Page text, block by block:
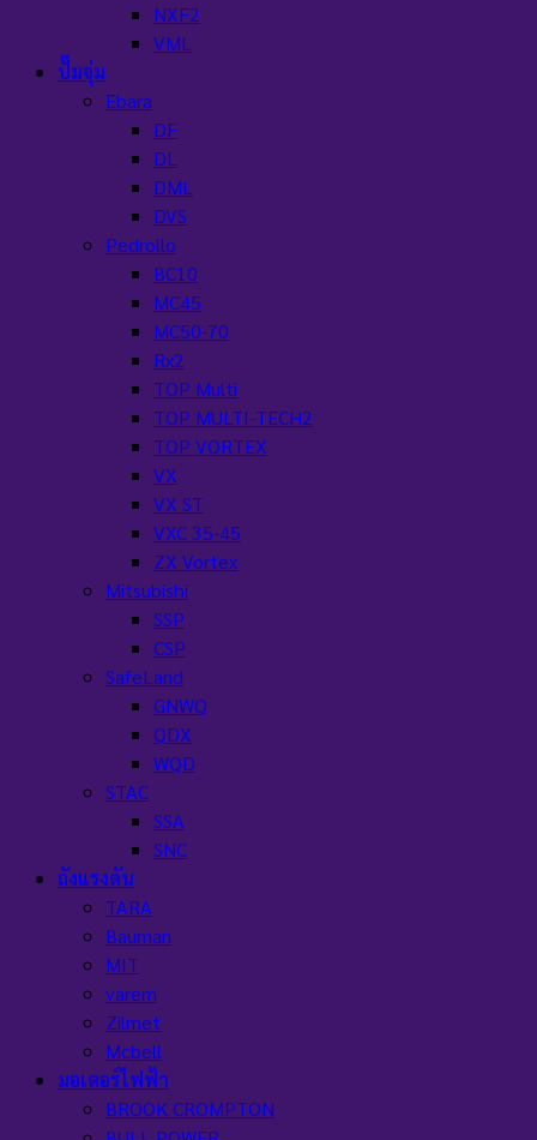
NXF2
VML
ปั๊มจุ่ม
Ebara
DF
DL
DML
DVS
Pedrollo
BC10
MC45
MC50-70
Rx2
TOP Multi
TOP MULTI-TECH2
TOP VORTEX
VX
VX ST
VXC 35-45
ZX Vortex
Mitsubishi
SSP
CSP
SafeLand
GNWQ
QDX
WQD
STAC
SSA
SNC
ถังแรงดัน
TARA
Bauman
MIT
varem
Zilmet
Mcbell
มอเตอร์ไฟฟ้า
BROOK CROMPTON